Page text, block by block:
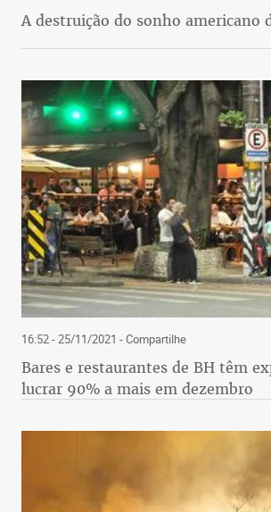
A destruição do sonho americano
16:52 - 25/11/2021 - Compartilhe
Bares e restaurantes de BH têm
lucrar 90% a mais em dezembro